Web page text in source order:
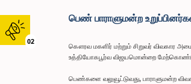
02
பெண் பாராளுமன்ற
கௌரவ மகளிர் மற்றும் சிறுவர் விவகார
உத்தியோகபூர்வ விஜயமொன்றை
பெண்களை வலுவூட்டுவது, பாராளுமன்ற